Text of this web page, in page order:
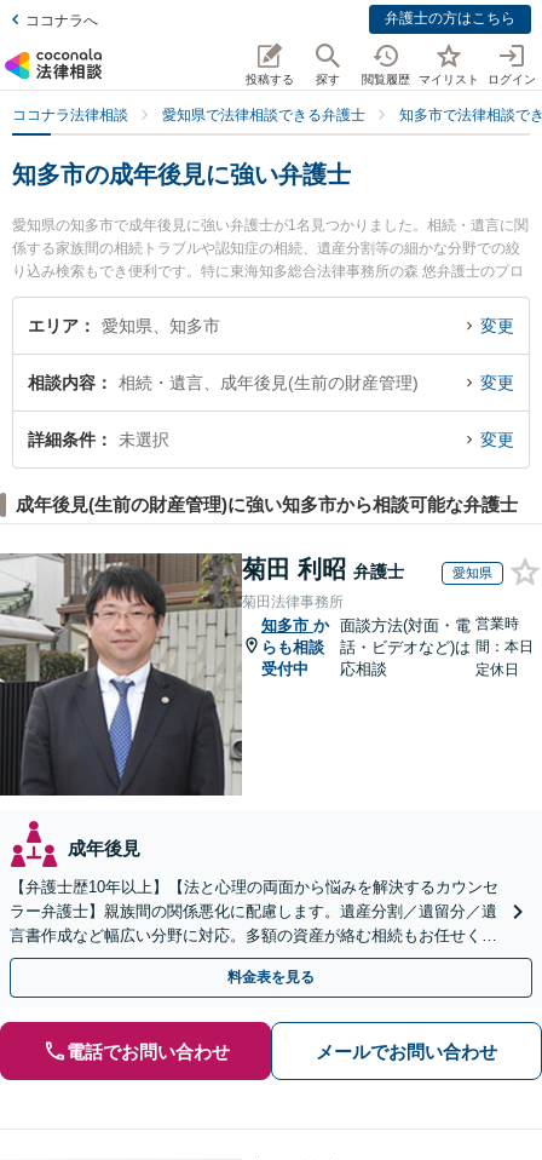
ココナラへ 弁護士の方はこちら
投稿する 探す 閲覧履歴 マイリスト ログイン
ココナラ法律相談 愛知県で法律相談できる弁護士 知多市で法律相談で
知多市の成年後見に強い弁護士
愛知県の知多市で成年後見に強い弁護士が1名見つかりました。相続・遺言に関
係する家族間の相続トラブルや認知症の相続、遺産分割等の細かな分野での絞
り込み検索もでき便利です。特に東海知多総合法律事務所の森 悠弁護士のプロ
フィール情報や弁護士費用、強みなどが注目されています。『知多市で土日や
夜間に発生した成年後見のトラブルを今すぐに弁護士に相談したい』『成年後
の相談者さんにおすすめです。
エリア 愛知県、知多市 変更
相談内容 相続・遺言、成年後見(生前の財産管理) 変更
詳細条件 未選択 変更
成年後見(生前の財産管理)に強い知多市から相談可能な弁護士
菊田 利昭 弁護士 愛知県
菊田法律事務所
知多市 か
らも相談
受付中
面談方法(対面・電
話・ビデオなど)は
応相談
営業時
間：本日
定休日
成年後見
【弁護士歴10年以上】【法と心理の両面から悩みを解決するカウンセ
ラー弁護士】親族間の関係悪化に配慮します。遺産分割／遺留分／遺
言書作成など幅広い分野に対応。多額の資産が絡む相続もお任せくだ
さい。【夜間・休日の相談可能】【駐車場完備】
料金表を見る
電話でお問い合わせ メールでお問い合わせ